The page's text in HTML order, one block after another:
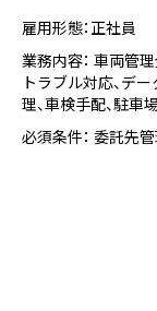
雇用形態：正社員
業務内容： 車両管
トラブル対応、デ
理、車検手配、駐車
必須条件： 委託先